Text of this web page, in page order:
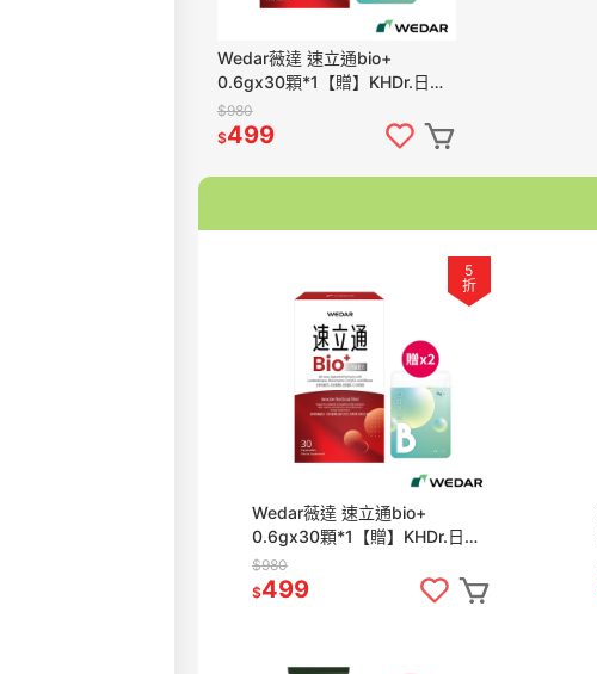
Wedar薇達 速立通bio+
0.6gx30顆*1【贈】KHDr.日舒
萃然B膠囊 430mgx30粒*2
$980
$499
5
折
Wedar薇達 速立通bio+
0.6gx30顆*1【贈】KHDr.日舒
萃然B膠囊 430mgx30粒*2
$980
$499